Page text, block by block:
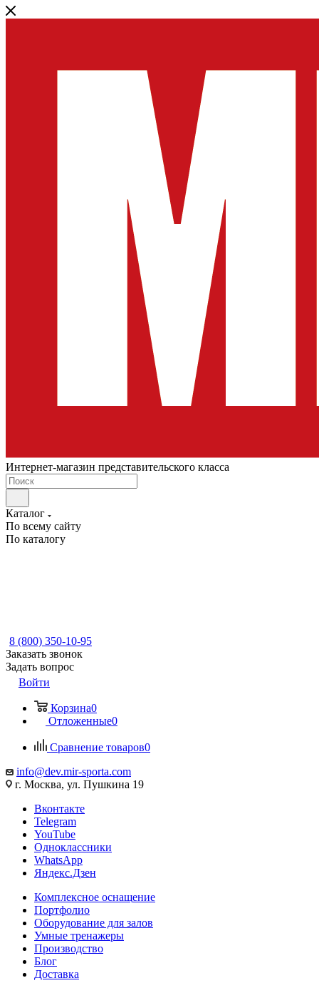
Интернет-магазин представительского класса
Каталог
По всему сайту
По каталогу
8 (800) 350-10-95
Заказать звонок
Задать вопрос
Войти
Корзина0
Отложенные0
Сравнение товаров0
info@dev.mir-sporta.com
г. Москва, ул. Пушкина 19
Вконтакте
Telegram
YouTube
Одноклассники
WhatsApp
Яндекс.Дзен
Комплексное оснащение
Портфолио
Оборудование для залов
Умные тренажеры
Производство
Блог
Доставка